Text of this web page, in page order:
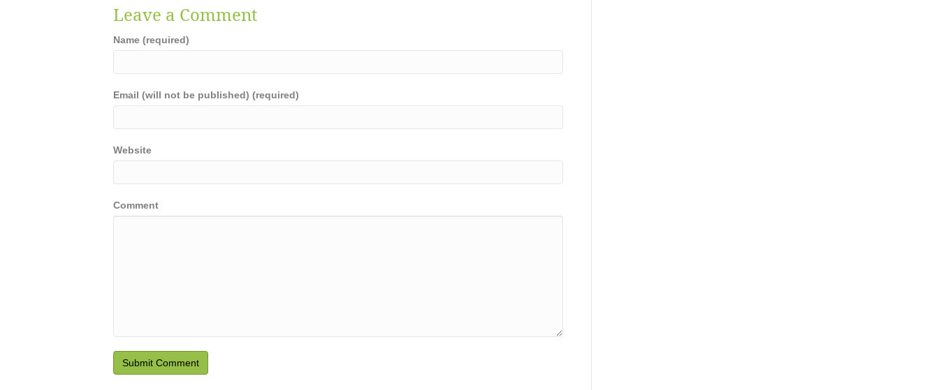
Leave a Comment
Name (required)
Email (will not be published) (required)
Website
Comment